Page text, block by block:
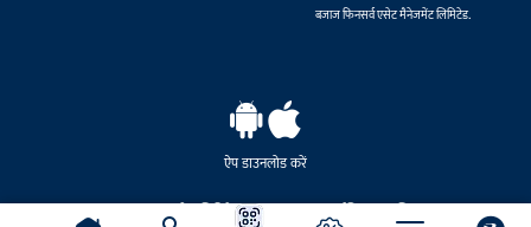
बजाज फिनसर्व एसेट मैनेजमेंट लिमिटेड.
ऐप डाउनलोड करें
© बजाज फाइनेंस लिमिटेड 2007-2026. सर्वाधिकार सुरक्षित.